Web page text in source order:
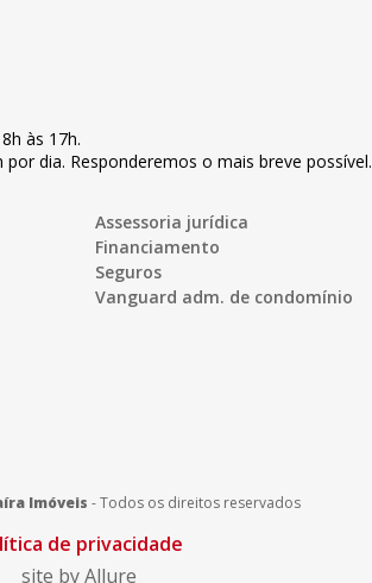
às 17h.
dia. Responderemos o mais breve possível.
Assessoria jurídica
Financiamento
Seguros
Vanguard adm. de condomínio
Imóveis -Todos os direitos reservados
de privacidade
site by Allure